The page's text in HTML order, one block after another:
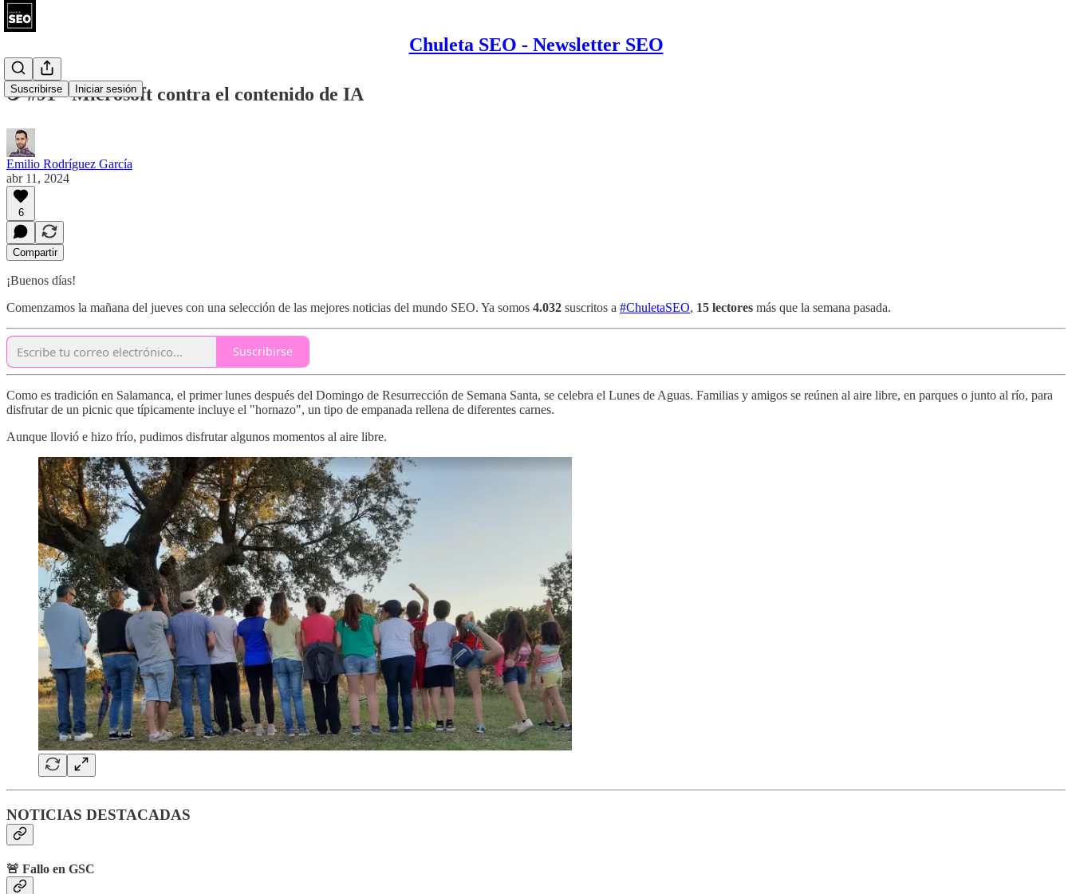
Chuleta SEO - Newsletter SEO
Suscribirse Iniciar sesión
☕ #91 - Microsoft contra el contenido de IA
Emilio Rodríguez García
abr 11, 2024
6
Compartir
¡Buenos días!
Comenzamos la mañana del jueves con una selección de las mejores noticias del mundo SEO. Ya somos 4.032 suscritos a #ChuletaSEO, 15 lectores más que la semana pasada.
Suscribirse
Como es tradición en Salamanca, el primer lunes después del Domingo de Resurrección de Semana Santa, se celebra el Lunes de Aguas. Familias y amigos se reúnen al aire libre, en parques o junto al río, para
disfrutar de un picnic que típicamente incluye el "hornazo", un tipo de empanada rellena de diferentes carnes.
Aunque llovió e hizo frío, pudimos disfrutar algunos momentos al aire libre.
NOTICIAS DESTACADAS
🚨 Fallo en GSC